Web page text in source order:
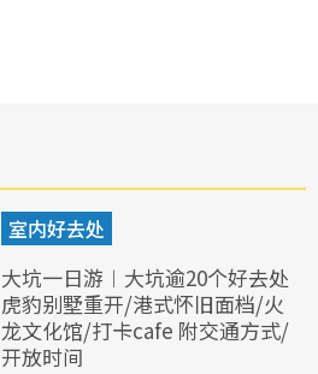
室内好去处
大坑一日游︱大坑逾20个好去处
虎豹别墅重开/港式怀旧面档/火
龙文化馆/打卡cafe 附交通方式/
开放时间